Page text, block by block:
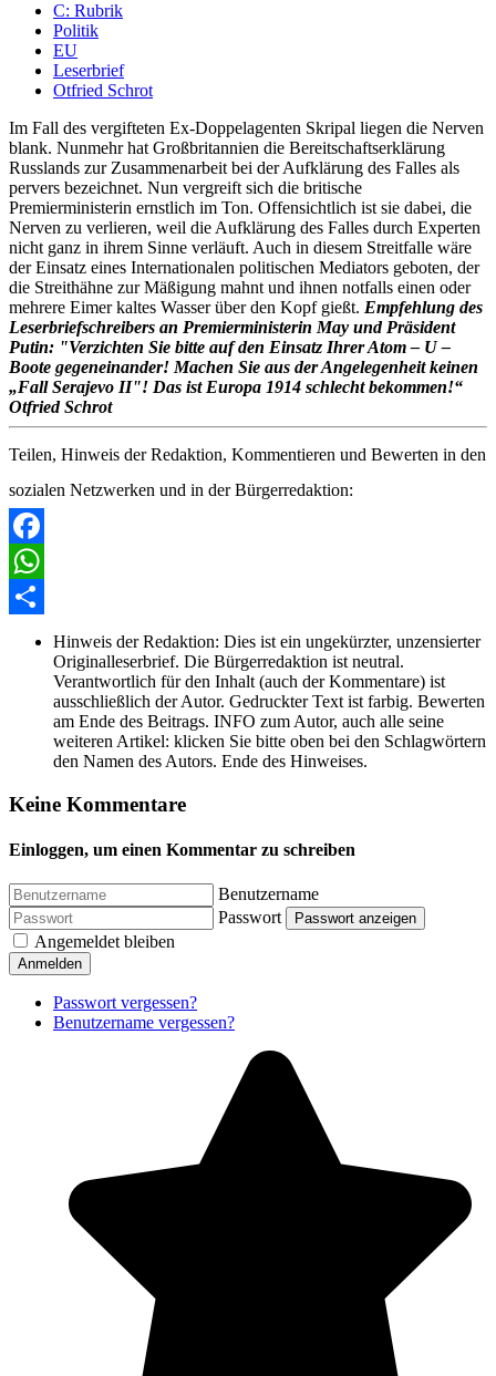
C: Rubrik
Politik
EU
Leserbrief
Otfried Schrot
Im Fall des vergifteten Ex-Doppelagenten Skripal liegen die Nerven
blank. Nunmehr hat Großbritannien die Bereitschaftserklärung
Russlands zur Zusammenarbeit bei der Aufklärung des Falles als
pervers bezeichnet. Nun vergreift sich die britische
Premierministerin ernstlich im Ton. Offensichtlich ist sie dabei, die
Nerven zu verlieren, weil die Aufklärung des Falles durch Experten
nicht ganz in ihrem Sinne verläuft. Auch in diesem Streitfalle wäre
der Einsatz eines Internationalen politischen Mediators geboten, der
die Streithähne zur Mäßigung mahnt und ihnen notfalls einen oder
mehrere Eimer kaltes Wasser über den Kopf gießt. Empfehlung des
Leserbriefschreibers an Premierministerin May und Präsident
Putin: "Verzichten Sie bitte auf den Einsatz Ihrer Atom – U –
Boote gegeneinander! Machen Sie aus der Angelegenheit keinen
„Fall Serajevo II"! Das ist Europa 1914 schlecht bekommen!“
Otfried Schrot
Teilen, Hinweis der Redaktion, Kommentieren und Bewerten in den
sozialen Netzwerken und in der Bürgerredaktion:
Facebook
WhatsApp
Hinweis der Redaktion: Dies ist ein ungekürzter, unzensierter
Originalleserbrief. Die Bürgerredaktion ist neutral.
Verantwortlich für den Inhalt (auch der Kommentare) ist
ausschließlich der Autor. Gedruckter Text ist farbig. Bewerten
am Ende des Beitrags. INFO zum Autor, auch alle seine
weiteren Artikel: klicken Sie bitte oben bei den Schlagwörtern
den Namen des Autors. Ende des Hinweises.
Keine Kommentare
Einloggen, um einen Kommentar zu schreiben
Benutzername
Passwort
Passwort anzeigen
Angemeldet bleiben
Anmelden
Passwort vergessen?
Benutzername vergessen?